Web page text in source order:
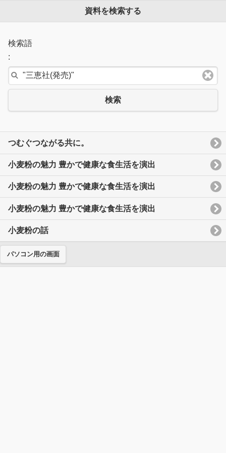
資料を検索する
検索語
:
検索
つむぐつながる共に。
小麦粉の魅力 豊かで健康な食生活を演出
小麦粉の魅力 豊かで健康な食生活を演出
小麦粉の魅力 豊かで健康な食生活を演出
小麦粉の話
パソコン用の画面